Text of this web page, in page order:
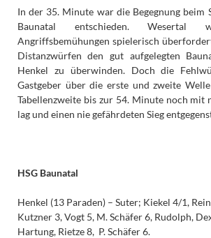
In der 35. Minute war die Begegnung beim
Baunatal entschieden.
Angriffsbemühungen spielerisch
Distanzwürfen den gut aufgelegten
Henkel zu überwinden. Doch die
Gastgeber über die erste und zweite
Tabellenzweite bis zur 54. Minute noch mit
lag und einen nie gefährdeten Sieg
HSG Baunatal
Henkel (13 Paraden) – Suter; Kiekel 4/1,
Kutzner 3, Vogt 5, M. Schäfer 6, Rudolph,
Hartung, Rietze 8, P. Schäfer 6.